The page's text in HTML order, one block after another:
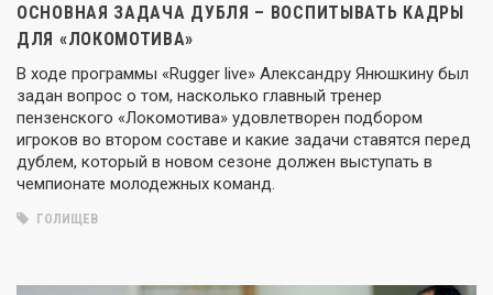
ОСНОВНАЯ ЗАДАЧА ДУБЛЯ – ВОСПИТЫВАТЬ КАДРЫ
ДЛЯ «ЛОКОМОТИВА»
В ходе программы «Rugger live» Александру Янюшкину был
задан вопрос о том, насколько главный тренер
пензенского «Локомотива» удовлетворен подбором
игроков во втором составе и какие задачи ставятся перед
дублем, который в новом сезоне должен выступать в
чемпионате молодежных команд.
ГОЛИЩЕВ